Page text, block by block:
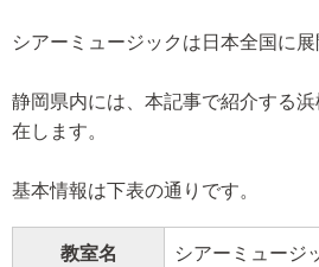
シアーミュージックは日本全国に展
静岡県内には、本記事で紹介する
在します。
基本情報は下表の通りです。
教室名 シアーミュージ